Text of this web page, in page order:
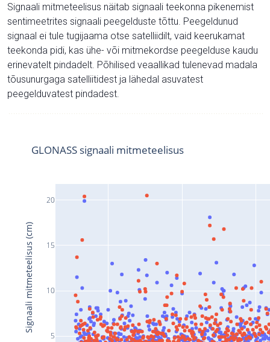
Signaali mitmeteelisus näitab signaali teekonna pikenemist
sentimeetrites signaali peegelduste tõttu. Peegeldunud
signaal ei tule tugijaama otse satelliidilt, vaid keerukamat
teekonda pidi, kas ühe- või mitmekordse peegelduse kaudu
erinevatelt pindadelt. Põhilised veaallikad tulenevad madala
tõusunurgaga satelliitidest ja lähedal asuvatest
peegelduvatest pindadest.
5
10
15
20
GLONASS signaali mitmeteelisus
Signaali mitmeteelisus (cm)